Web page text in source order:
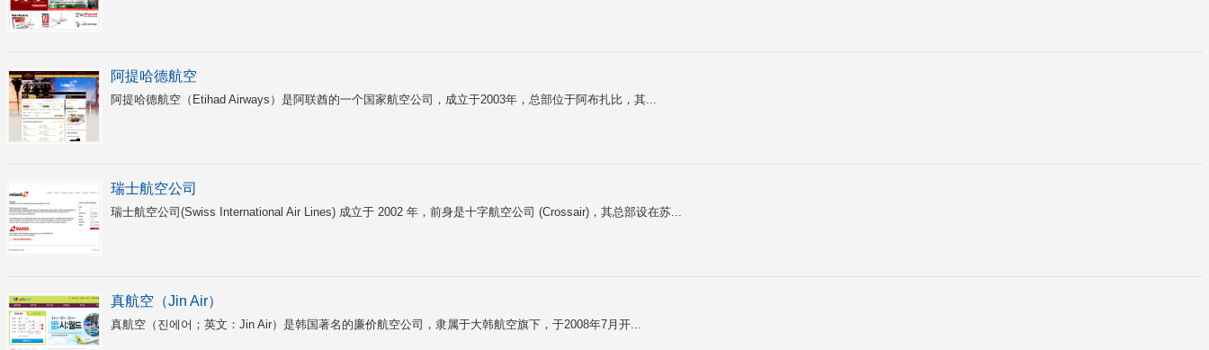
阿提哈德航空
阿提哈德航空（Etihad Airways）是阿联酋的一个国家航空公司，成立于2003年，总部位于阿布扎比，其...
瑞士航空公司
瑞士航空公司(Swiss International Air Lines) 成立于 2002 年，前身是十字航空公司 (Crossair)，其总部设在苏...
真航空（Jin Air）
真航空（진에어；英文：Jin Air）是韩国著名的廉价航空公司，隶属于大韩航空旗下，于2008年7月开...